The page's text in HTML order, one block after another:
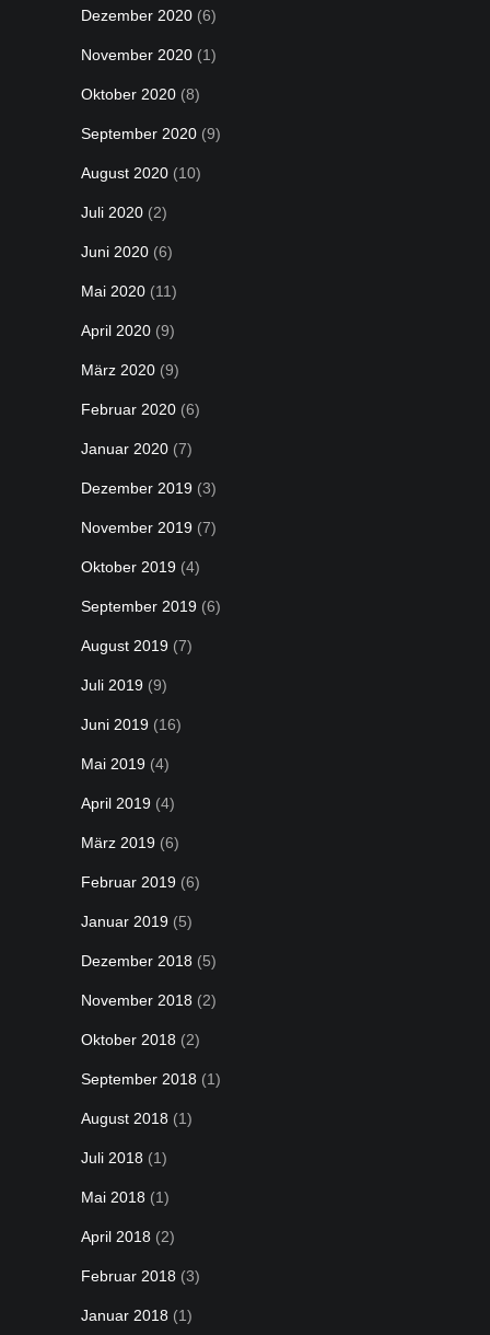
Dezember 2020 (6)
November 2020 (1)
Oktober 2020 (8)
September 2020 (9)
August 2020 (10)
Juli 2020 (2)
Juni 2020 (6)
Mai 2020 (11)
April 2020 (9)
März 2020 (9)
Februar 2020 (6)
Januar 2020 (7)
Dezember 2019 (3)
November 2019 (7)
Oktober 2019 (4)
September 2019 (6)
August 2019 (7)
Juli 2019 (9)
Juni 2019 (16)
Mai 2019 (4)
April 2019 (4)
März 2019 (6)
Februar 2019 (6)
Januar 2019 (5)
Dezember 2018 (5)
November 2018 (2)
Oktober 2018 (2)
September 2018 (1)
August 2018 (1)
Juli 2018 (1)
Mai 2018 (1)
April 2018 (2)
Februar 2018 (3)
Januar 2018 (1)